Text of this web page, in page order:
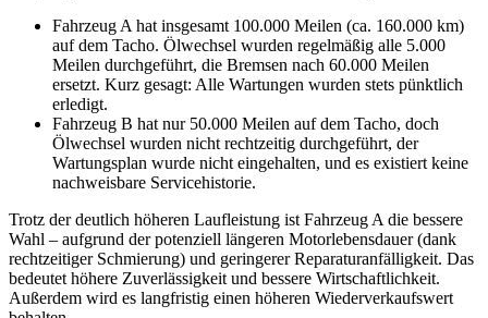
Fahrzeug A hat insgesamt 100.000 Meilen (ca. 160.000 km)
auf dem Tacho. Ölwechsel wurden regelmäßig alle 5.000
Meilen durchgeführt, die Bremsen nach 60.000 Meilen
ersetzt. Kurz gesagt: Alle Wartungen wurden stets pünktlich
erledigt.
Fahrzeug B hat nur 50.000 Meilen auf dem Tacho, doch
Ölwechsel wurden nicht rechtzeitig durchgeführt, der
Wartungsplan wurde nicht eingehalten, und es existiert keine
nachweisbare Servicehistorie.
Trotz der deutlich höheren Laufleistung ist Fahrzeug A die bessere
Wahl – aufgrund der potenziell längeren Motorlebensdauer (dank
rechtzeitiger Schmierung) und geringerer Reparaturanfälligkeit. Das
bedeutet höhere Zuverlässigkeit und bessere Wirtschaftlichkeit.
Außerdem wird es langfristig einen höheren Wiederverkaufswert